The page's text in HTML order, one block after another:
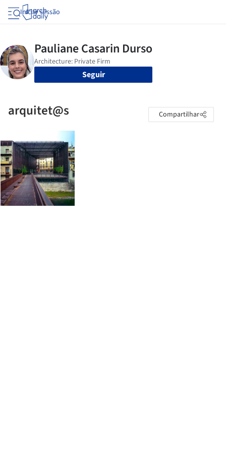
Iniciar sessão
Seguir
arquitet@s Compartilhar